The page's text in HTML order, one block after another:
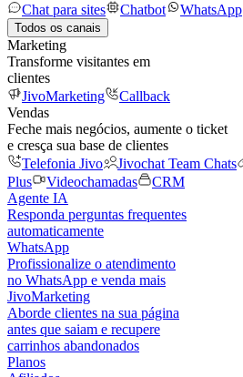
Chat para sites
Chatbot WhatsApp
Todos os canais
Marketing
Transforme visitantes em
clientes
JivoMarketing
Callback
Vendas
Feche mais negócios, aumente o ticket
e cresça sua base de clientes
Telefonia Jivo
Jivochat Team Chats
Plus
Videochamadas
CRM
Agente IA
Responda perguntas frequentes
automaticamente
WhatsApp
Profissionalize o atendimento
no WhatsApp e venda mais
JivoMarketing
Aborde clientes na sua página
antes que saiam e recupere
carrinhos abandonados
Planos